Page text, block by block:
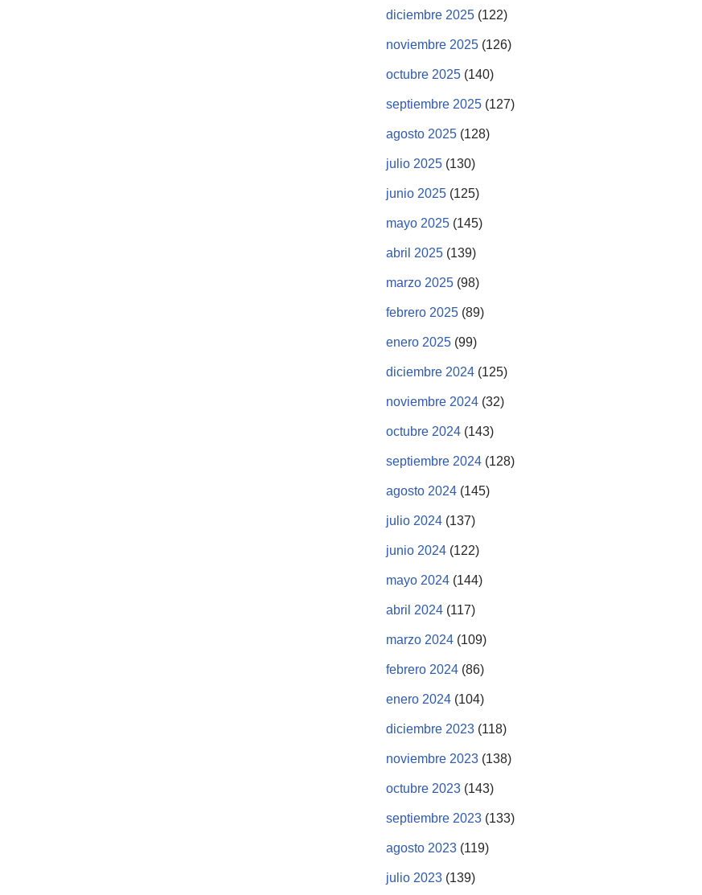
diciembre 2025 (122)
noviembre 2025 (126)
octubre 2025 (140)
septiembre 2025 (127)
agosto 2025 (128)
julio 2025 (130)
junio 2025 (125)
mayo 2025 (145)
abril 2025 (139)
marzo 2025 (98)
febrero 2025 (89)
enero 2025 (99)
diciembre 2024 (125)
noviembre 2024 (32)
octubre 2024 (143)
septiembre 2024 (128)
agosto 2024 (145)
julio 2024 (137)
junio 2024 (122)
mayo 2024 (144)
abril 2024 (117)
marzo 2024 (109)
febrero 2024 (86)
enero 2024 (104)
diciembre 2023 (118)
noviembre 2023 (138)
octubre 2023 (143)
septiembre 2023 (133)
agosto 2023 (119)
julio 2023 (139)